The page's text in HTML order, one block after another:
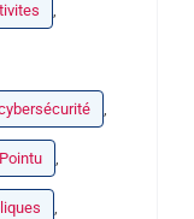
,
,
,
,